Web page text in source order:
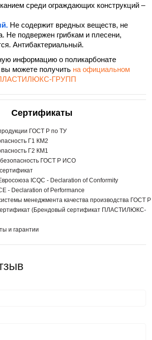
среди ограждающих конструкций –
Не содержит вредных веществ, не
Не подвержен грибкам и плесени,
Антибактериальный.
информацию о поликарбонате
вы можете получить на официальном
ПЛАСТИЛЮКС-ГРУПП
Сертификаты
ГОСТ Р по ТУ
Г1 КМ2
Г2 КМ1
безопасность ГОСТ Р ИСО
ICQC - Declaration of Conformity
- Declaration of Performance
менеджмента качества производства ГОСТ
(Брендовый сертификат ПЛАСТИЛЮКС-
и гарантии